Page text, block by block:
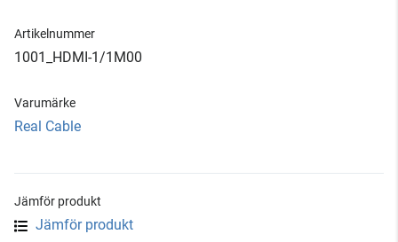
Artikelnummer
1001_HDMI-1/1M00
Varumärke
Real Cable
Jämför produkt
Jämför produkt